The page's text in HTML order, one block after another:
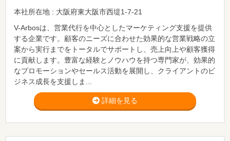
本社所在地 : 大阪府東大阪市西堤1-7-21
V-Arbosは、営業代行を中心としたマーケティング支援を提供
する企業です。顧客のニーズに合わせた効果的な営業戦略の立
案から実行までをトータルでサポートし、売上向上や顧客獲得
に貢献します。豊富な経験とノウハウを持つ専門家が、効果的
なプロモーションやセールス活動を展開し、クライアントのビ
ジネス成長を支援しま...
詳細を見る